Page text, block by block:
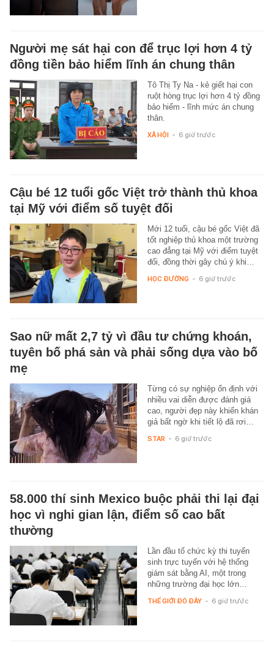
Người mẹ sát hại con để trục lợi hơn 4 tỷ
đồng tiền bảo hiểm lĩnh án chung thân
Tô Thị Ty Na - kẻ giết hại con
ruột hòng trục lợi hơn 4 tỷ đồng
bảo hiểm - lĩnh mức án chung
thân.
XÃ HỘI - 6 giờ trước
Cậu bé 12 tuổi gốc Việt trở thành thủ khoa
tại Mỹ với điểm số tuyệt đối
Mới 12 tuổi, cậu bé gốc Việt đã
tốt nghiệp thủ khoa một trường
cao đẳng tại Mỹ với điểm tuyệt
đối, đồng thời gây chú ý khi…
HỌC ĐƯỜNG - 6 giờ trước
Sao nữ mất 2,7 tỷ vì đầu tư chứng khoán,
tuyên bố phá sản và phải sống dựa vào bố
mẹ
Từng có sự nghiệp ổn định với
nhiều vai diễn được đánh giá
cao, người đẹp này khiến khán
giả bất ngờ khi tiết lộ đã rơi…
STAR - 6 giờ trước
58.000 thí sinh Mexico buộc phải thi lại đại
học vì nghi gian lận, điểm số cao bất
thường
Lần đầu tổ chức kỳ thi tuyển
sinh trực tuyến với hệ thống
giám sát bằng AI, một trong
những trường đại học lớn…
THẾ GIỚI ĐÓ ĐÂY - 6 giờ trước